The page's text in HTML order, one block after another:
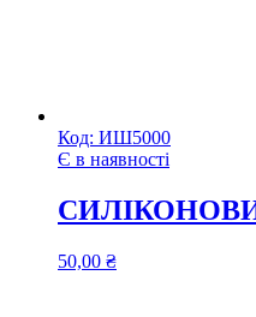
Код: ИШ5000
Є в наявності
50,00 ₴